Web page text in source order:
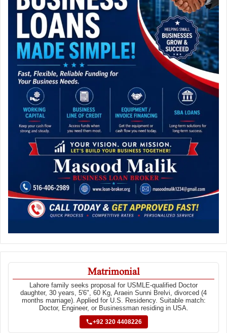
Matrimonial
Lahore family seeks proposal for USMLE-qualified Doctor
daughter, 30 years, 5'6", 60 Kg, Araein Sunni Brelvi, divorced (4
months marriage). Applied for U.S. Residency. Suitable match:
Doctor, Engineer, or Businessman residing in USA.
+92 320 4408226